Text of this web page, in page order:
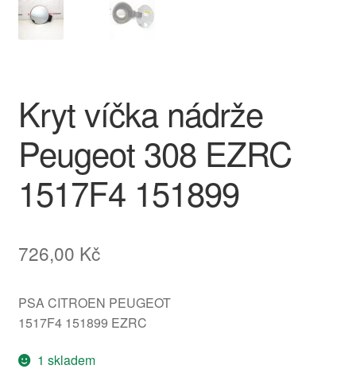
Platby
Reklamace
Reklamační řád
Vrakoviště Citroën
Kryt víčka nádrže
Peugeot 308 EZRC
1517F4 151899
726,00 Kč
PSA CITROEN PEUGEOT
1517F4 151899 EZRC
1 skladem